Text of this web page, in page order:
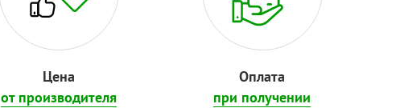
Цена
от производителя
Оплата
при получении